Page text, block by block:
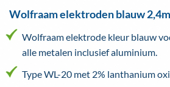
Wolfraam elektroden blauw
Wolfraam elektrode kleur blauw
alle metalen inclusief aluminium.
Type WL-20 met 2% lanthanium